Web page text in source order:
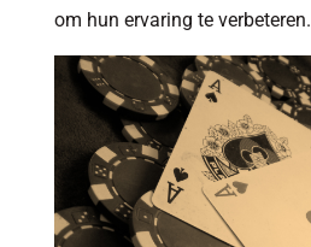
om hun ervaring te verbeteren.